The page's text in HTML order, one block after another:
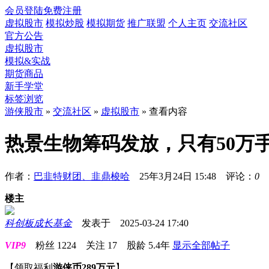
会员登陆免费注册
虚拟股市 模拟炒股 模拟期货 推广联盟 个人主页 交流社区
官方公告
虚拟股市
模拟&实战
期货商品
新手学堂
标签浏览
游侠股市 » 交流社区 » 虚拟股市 » 查看内容
热景生物筹码发放，只有50万
作者： 巴韭特财团、韭鼎梭哈 25年3月24日 15:48 评论： 0
楼主
科创板成长基金发表于 2025-03-24 17:40
VIP9 粉丝 1224 关注 17 股龄 5.4年 显示全部帖子